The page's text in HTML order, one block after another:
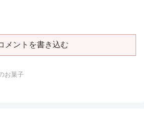
メントを書き込む
お菓子